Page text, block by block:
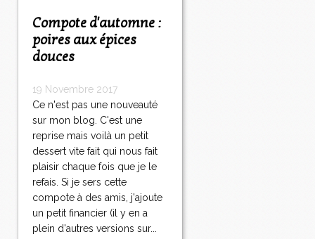
Compote d'automne :
poires aux épices
douces
19 Novembre 2017
Ce n'est pas une nouveauté
sur mon blog. C'est une
reprise mais voilà un petit
dessert vite fait qui nous fait
plaisir chaque fois que je le
refais. Si je sers cette
compote à des amis, j'ajoute
un petit financier (il y en a
plein d'autres versions sur...